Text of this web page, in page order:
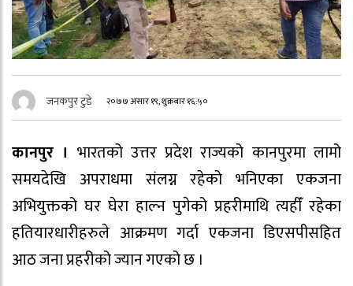
जनकपुर टुडे २०७७ असार १९, शुक्रबार १६:५०
कानपुर । भारतको उत्तर प्रदेश राज्यको कानपुरमा लामो
समयदेखि अपराधमा संलग्न रहेको भनिएका एकजना
अभियुक्तको घर घेरा हाल्न पुगेको प्रहरीमाथि त्यहीँ रहेका
हतियारधारीहरुले आक्रमण गर्दा एकजना डिएसपीसहित
आठ जना प्रहरीको ज्यान गएको छ ।